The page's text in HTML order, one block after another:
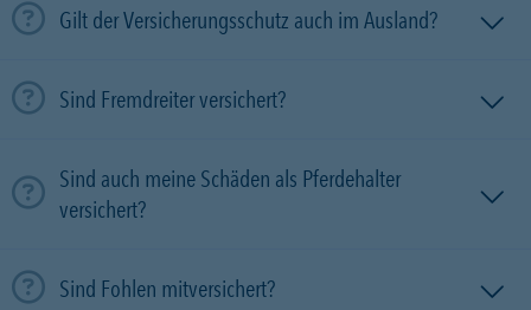
Gilt der Versicherungsschutz auch im Ausland?
Sind Fremdreiter versichert?
Sind auch meine Schäden als Pferdehalter
versichert?
Sind Fohlen mitversichert?